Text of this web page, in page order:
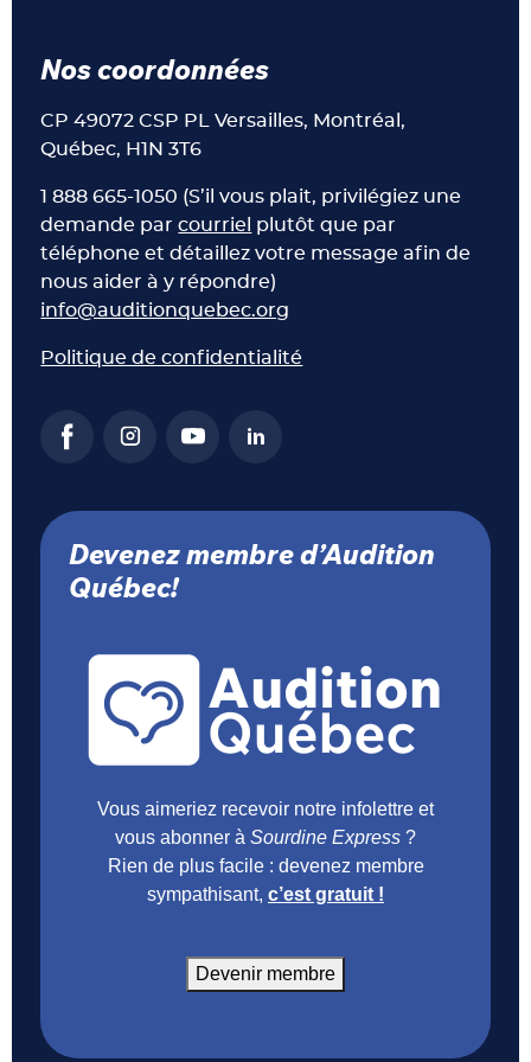
Nos coordonnées
CP 49072 CSP PL Versailles, Montréal,
Québec, H1N 3T6
1 888 665-1050 (S’il vous plait, privilégiez une
demande parcourriel plutôt que par
téléphone et détaillez votre message afin de
nous aider à y répondre)
info@auditionquebec.org
Politique de confidentialité
Devenez membre d’Audition
Québec!
Vous aimeriez recevoir notre infolettre et
vous abonner à Sourdine Express ?
Rien de plus facile : devenez membre
sympathisant, c’est gratuit !
Devenir membre